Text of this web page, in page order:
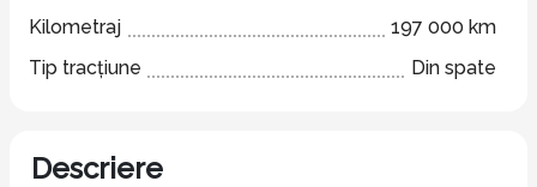
Kilometraj
197 000 km
Tip tracțiune
Din spate
Descriere